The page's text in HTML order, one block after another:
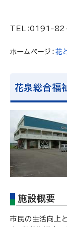
TEL：0191-
ホームページ： 花
花泉総合福
施設概要
市民の生活向上